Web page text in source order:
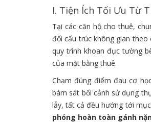
I. Tiện Ích Tối Ưu Từ
Tại các căn hộ cho thuê,
đổi cấu trúc không gian
quy trình khoan đục tường
của mặt bằng thuê.
Chạm đúng điểm đau cơ
bám sát bối cảnh sử dụng
lẫy, tất cả đều hướng tới
phóng hoàn toàn gánh